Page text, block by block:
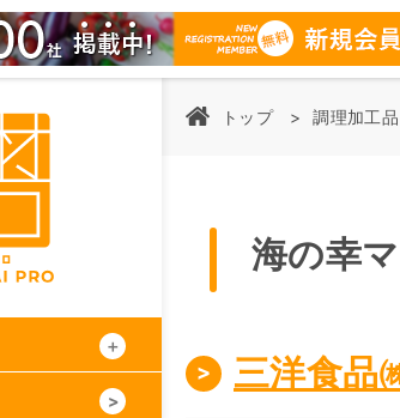
トップ 調理加工品
海の幸
三洋食品